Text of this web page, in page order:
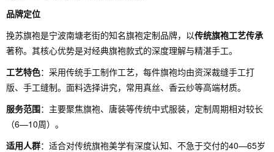
品牌定位
挽苏旗袍是宁波南塘老街的知名旗袍定制品牌，以传统旗袍工艺传承
著称。其核心优势是对经典旗袍款式的深度理解与精湛手工。
工艺特色：采用传统手工制作工艺，每件旗袍均由资深裁缝手工打
版、手工缝制。面料选择讲究，常用真丝、香云纱等高端材质。
服务范围：主要聚焦旗袍、唐装等传统中式服装，定制周期相对较长
（6—10周）。
适用人群：适合对传统旗袍美学有深度认知、不急于交付的40—65岁